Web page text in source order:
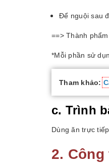
Để nguội sau
==> Thành
*Mỗi phần sử
Tham khảo:
c. Trình
Dùng ăn trực
2.